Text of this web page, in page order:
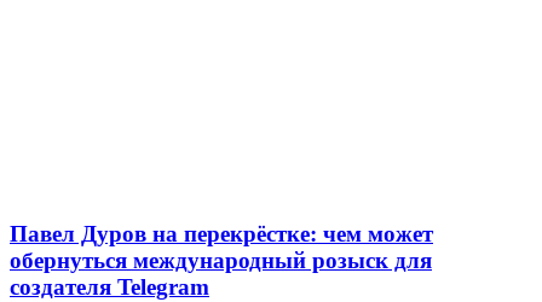
Павел Дуров на перекрёстке: чем может
обернуться международный розыск для
создателя Telegram